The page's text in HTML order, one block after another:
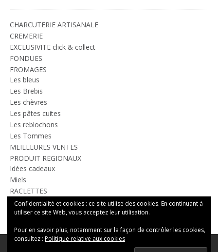
CHARCUTERIE ARTISANALE
CREMERIE
EXCLUSIVITE click & collect
FONDUES
FROMAGES
Les bleus
Les Brebis
Les chèvres
Les pâtes cuites
Les reblochons
Les Tommes
MEILLEURES VENTES
PRODUIT REGIONAUX
Idées cadeaux
Miels
RACLETTES
TOUS LES PRODUITS
Theme:Nikkonby Kaira
Confidentialité et cookies : ce site utilise des cookies. En continuant à
utiliser ce site Web, vous acceptez leur utilisation.
Pour en savoir plus, notamment sur la façon de contrôler les cookies,
consultez : Politique relative aux cookies